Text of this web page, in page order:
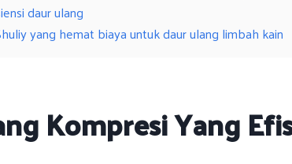
daur ulang
yang hemat biaya untuk daur ulang limbah kain
Kompresi Yang